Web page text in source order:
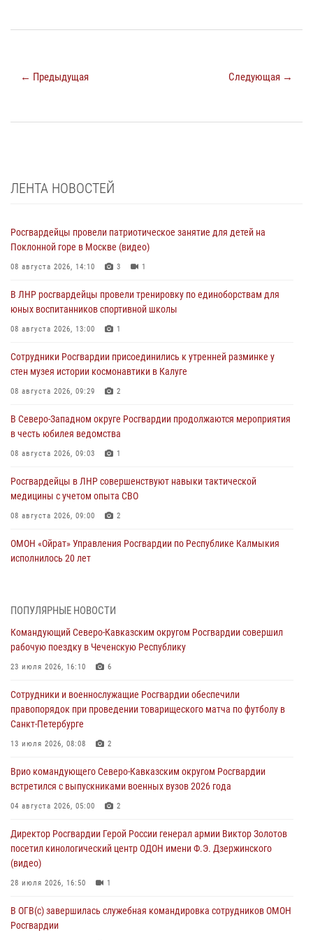
← Предыдущая Следующая →
ЛЕНТА НОВОСТЕЙ
Росгвардейцы провели патриотическое занятие для детей на
Поклонной горе в Москве (видео)
08 августа 2026, 14:10 3 1
В ЛНР росгвардейцы провели тренировку по единоборствам для
юных воспитанников спортивной школы
08 августа 2026, 13:00 1
Сотрудники Росгвардии присоединились к утренней разминке у
стен музея истории космонавтики в Калуге
08 августа 2026, 09:29 2
В Северо-Западном округе Росгвардии продолжаются мероприятия
в честь юбилея ведомства
08 августа 2026, 09:03 1
Росгвардейцы в ЛНР совершенствуют навыки тактической
медицины с учетом опыта СВО
08 августа 2026, 09:00 2
ОМОН «Ойрат» Управления Росгвардии по Республике Калмыкия
исполнилось 20 лет
Росгвардейцы обеспечили безопасность «Поезда Победы» в
08 августа 2026, 07:00
Военнослужащие Софринской бригады Росгвардии встретились с
дорогой к Победе в СВО» (видео)
08 августа 2026, 07:00 2
В Кабардино-Балкарии сотрудники Росгвардии провели турнир по
08 августа 2026, 07:00
В Москве росгвардейцы оказали помощь медикам и девушке с
08 августа 2026, 06:32 1
ПОПУЛЯРНЫЕ НОВОСТИ
Командующий Северо-Кавказским округом Росгвардии совершил
рабочую поездку в Чеченскую Республику
23 июля 2026, 16:10 6
Сотрудники и военнослужащие Росгвардии обеспечили
правопорядок при проведении товарищеского матча по футболу в
Санкт-Петербурге
13 июля 2026, 08:08 2
Врио командующего Северо-Кавказским округом Росгвардии
встретился с выпускниками военных вузов 2026 года
04 августа 2026, 05:00 2
Директор Росгвардии Герой России генерал армии Виктор Золотов
посетил кинологический центр ОДОН имени Ф.Э. Дзержинского
(видео)
28 июля 2026, 16:50 1
В ОГВ(с) завершилась служебная командировка сотрудников ОМОН
Росгвардии